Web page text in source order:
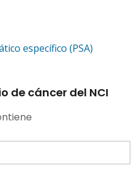
específico (PSA)
de cáncer del NCI